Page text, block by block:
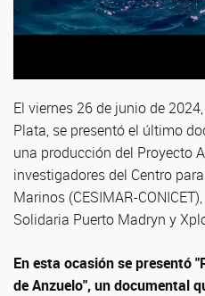
El viernes 26 de junio de
Plata, se presentó el último
una producción del Proyecto
investigadores del Centro
Marinos (CESIMAR-
Solidaria Puerto Madryn y
En esta ocasión se presentó
de Anzuelo", un documental